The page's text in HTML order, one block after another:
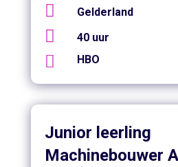
 Gelderland
 40 uur
 HBO
Junior leerling
Machinebouwer